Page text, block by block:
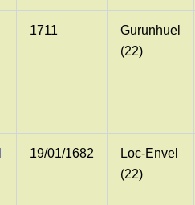
1711
Gurunhuel
(22)
19/01/1682
Loc-Envel
(22)